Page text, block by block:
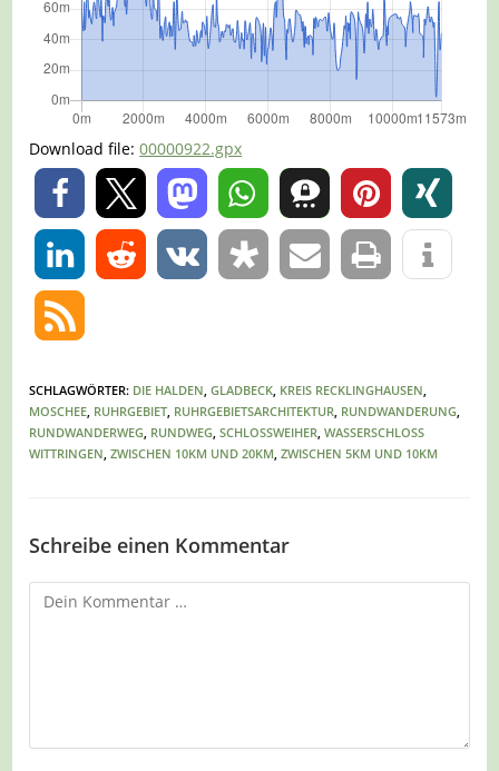
Download file:00000922.gpx
0
0
SCHLAGWÖRTER: DIE HALDEN GLADBECK KREIS RECKLINGHAUSEN
MOSCHEE RUHRGEBIET RUHRGEBIETSARCHITEKTUR RUNDWANDERUNG
RUNDWANDERWEG RUNDWEG SCHLOSSWEIHER WASSERSCHLOSS
WITTRINGEN ZWISCHEN 10KM UND 20KM ZWISCHEN 5KM UND 10KM
Schreibe einen Kommentar
Kommentar